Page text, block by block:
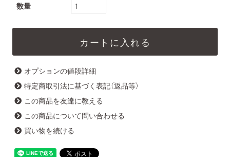
数量
オプションの値段詳細
特定商取引法に基づく表記（返品等）
この商品を友達に教える
この商品について問い合わせる
買い物を続ける